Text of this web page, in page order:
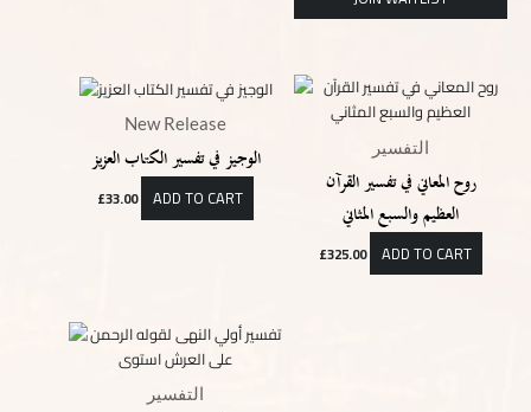
New Release
الوجيز في تفسير الكتاب العزيز
£33.00 ADD TO CART
التفسير
روح المعاني في تفسير القرآن
العظيم والسبع المثاني
£325.00 ADD TO CART
التفسير